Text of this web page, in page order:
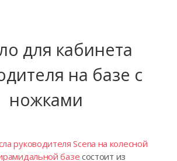
для кабинета
на базе с
ножками
руководителя Scena на колесной
базе состоит из